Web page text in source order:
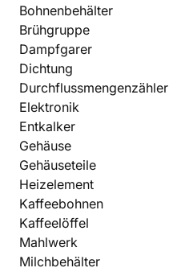
Bohnenbehälter
Brühgruppe
Dampfgarer
Dichtung
Durchflussmengenzähler
Elektronik
Entkalker
Gehäuse
Gehäuseteile
Heizelement
Kaffeebohnen
Kaffeelöffel
Mahlwerk
Milchbehälter